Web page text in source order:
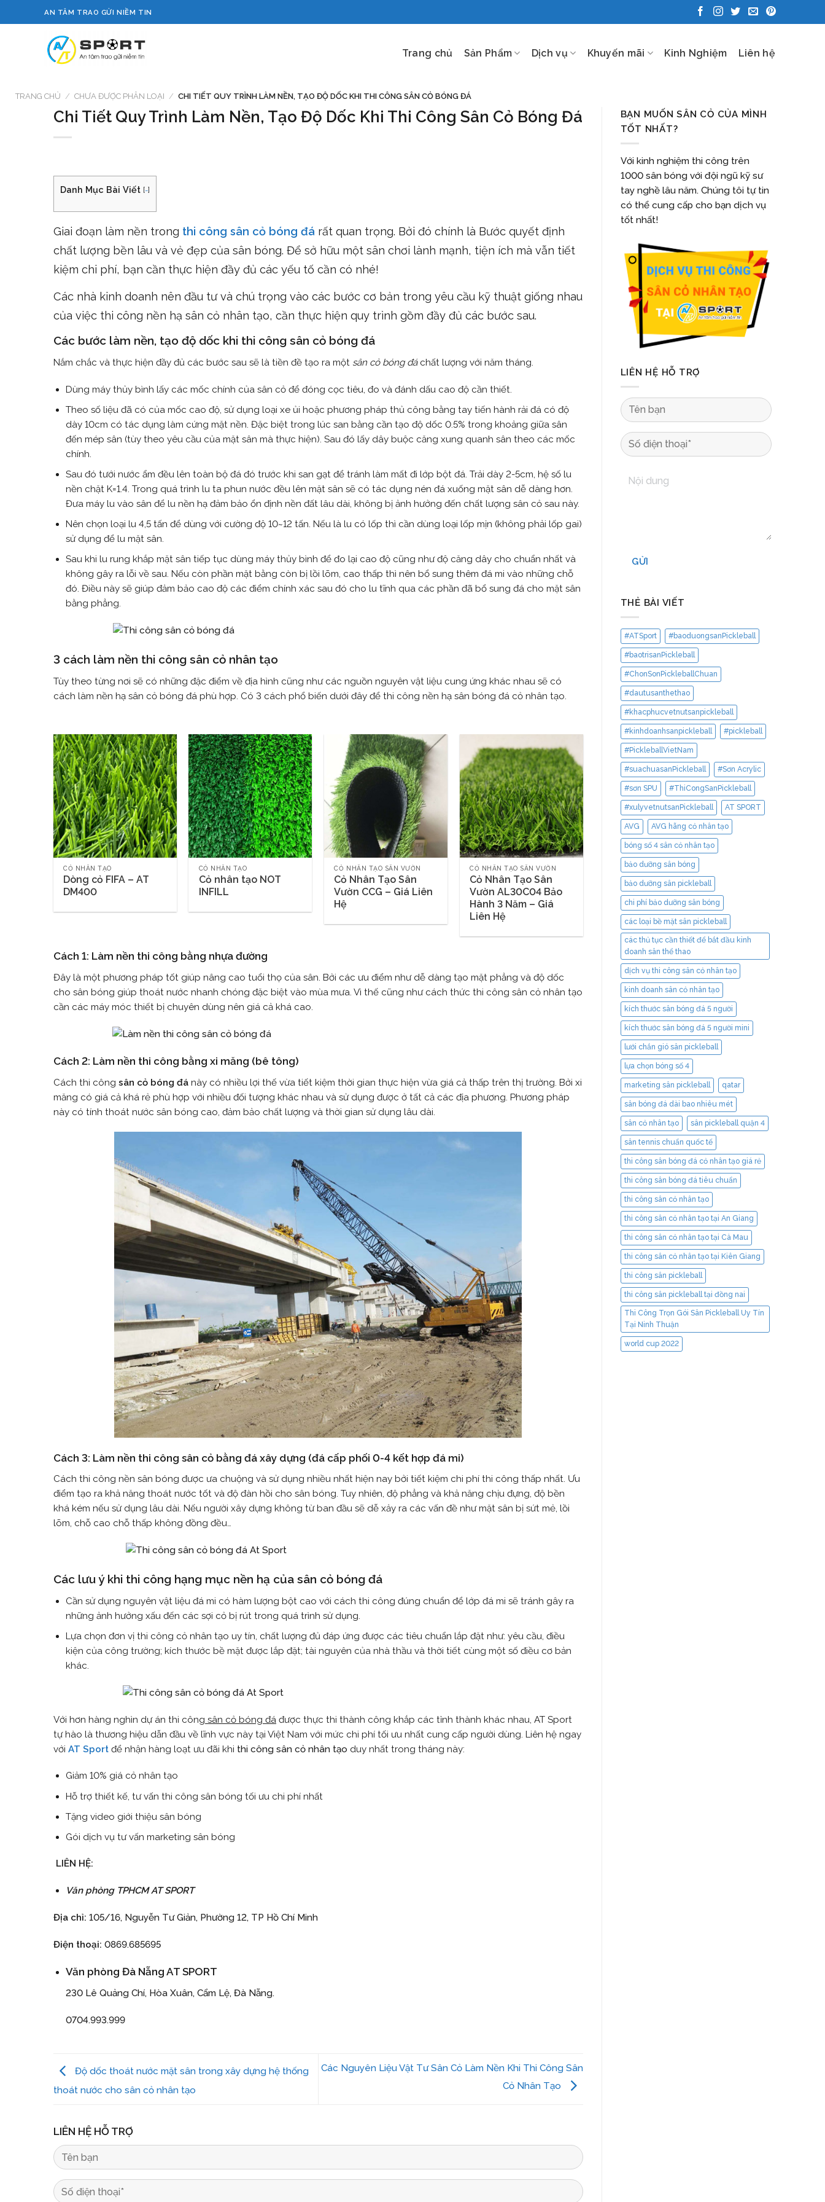
to
AN TÂM TRAO GỬI NIỀM TIN
Trang chủ Sản Phẩm Dịch vụ Khuyến mãi Kinh Nghiệm Liên hệ
TRANG CHỦ / CHƯA ĐƯỢC PHÂN LOẠI / CHI TIẾT QUY TRÌNH LÀM NỀN, TẠO ĐỘ DỐC KHI THI CÔNG SÂN CỎ BÓNG ĐÁ
Chi Tiết Quy Trình Làm Nền, Tạo Độ Dốc Khi Thi Công Sân Cỏ Bóng Đá
Danh Mục Bài Viết [-]
Giai đoạn làm nền trong thi công sân cỏ bóng đá rất quan trọng. Bởi đó chính là Bước quyết định
chất lượng bền lâu và vẻ đẹp của sân bóng. Để sở hữu một sân chơi lành mạnh, tiện ích mà vẫn tiết
kiệm chi phí, bạn cần thực hiện đầy đủ các yếu tố cần có nhé!
Các nhà kinh doanh nên đầu tư và chú trọng vào các bước cơ bản trong yêu cầu kỹ thuật giống nhau
của việc thi công nền hạ sân cỏ nhân tạo, cần thực hiện quy trình gồm đầy đủ các bước sau.
Các bước làm nền, tạo độ dốc khi thi công sân cỏ bóng đá
Nắm chắc và thực hiện đầy đủ các bước sau sẽ là tiền đề tạo ra một sân cỏ bóng đáchất lượng với năm tháng.
Dùng máy thủy bình lấy các mốc chính của sân cỏ để đóng cọc tiêu, đo và đánh dấu cao độ cần thiết.
Theo số liệu đã có của mốc cao độ, sử dụng loại xe ủi hoặc phương pháp thủ công bằng tay tiến hành rải đá có độ
dày 10cm có tác dụng làm cứng mặt nền. Đặc biệt trong lúc san bằng cần tạo độ dốc 0.5% trong khoảng giữa sân
đến mép sân (tùy theo yêu cầu của mặt sân mà thực hiện). Sau đó lấy dây buộc căng xung quanh sân theo các mốc
chính.
Sau đó tưới nước ẩm đều lên toàn bộ đá đó trước khi san gạt để tránh làm mất đi lớp bột đá. Trải dày 2-5cm, hệ số lu
nền chặt K=1.4. Trong quá trình lu ta phun nước đều lên mặt sân sẽ có tác dụng nén đá xuống mặt sân dễ dàng hơn.
Đưa máy lu vào sân để lu nền hạ đảm bảo ổn định nền đất lâu dài, không bị ảnh hưởng đến chất lượng sân cỏ sau này.
Nên chọn loại lu 4,5 tấn để dùng với cường độ 10~12 tấn. Nếu là lu có lốp thì cần dùng loại lốp mịn (không phải lốp gai)
sử dụng để lu mặt sân.
Sau khi lu rung khắp mặt sân tiếp tục dùng máy thủy bình để đo lại cao độ cũng như độ căng dây cho chuẩn nhất và
không gây ra lỗi về sau. Nếu còn phần mặt bằng còn bị lồi lõm, cao thấp thì nên bổ sung thêm đá mi vào những chỗ
đó. Điều này sẽ giúp đảm bảo cao độ các điểm chính xác sau đó cho lu tĩnh qua các phần đã bổ sung đá cho mặt sân
bằng phẳng.
3 cách làm nền thi công sân cỏ nhân tạo
Tùy theo từng nơi sẽ có những đặc điểm về địa hình cũng như các nguồn nguyên vật liệu cung ứng khác nhau sẽ có
cách làm nền hạ sân cỏ bóng đá phù hợp. Có 3 cách phổ biến dưới đây để thi công nền hạ sân bóng đá cỏ nhân tạo.
CỎ NHÂN TẠO
Dòng cỏ FIFA – AT
DM400
CỎ NHÂN TẠO
Cỏ nhân tạo NOT
INFILL
CỎ NHÂN TẠO SÂN VƯỜN
Cỏ Nhân Tạo Sân
Vườn CCG – Giá Liên
Hệ
CỎ NHÂN TẠO SÂN VƯỜN
Cỏ Nhân Tạo Sân
Vườn AL30C04 Bảo
Hành 3 Năm – Giá
Liên Hệ
Cách 1: Làm nền thi công bằng nhựa đường
Đây là một phương pháp tốt giúp nâng cao tuổi thọ của sân. Bởi các ưu điểm như dễ dàng tạo mặt phẳng và độ dốc
cho sân bóng giúp thoát nước nhanh chóng đặc biệt vào mùa mưa. Vì thế cũng như cách thức thi công sân cỏ nhân tạo
cần các máy móc thiết bị chuyên dùng nên giá cả khá cao.
Cách 2: Làm nền thi công bằng xi măng (bê tông)
Cách thi công sân cỏ bóng đá này có nhiều lợi thế vừa tiết kiệm thời gian thực hiện vừa giá cả thấp trên thị trường. Bởi xi
măng có giá cả khá rẻ phù hợp với nhiều đối tượng khác nhau và sử dụng được ở tất cả các địa phương. Phương pháp
này có tính thoát nước sân bóng cao, đảm bảo chất lượng và thời gian sử dụng lâu dài.
Cách 3: Làm nền thi công sân cỏ bằng đá xây dựng (đá cấp phối 0-4 kết hợp đá mi)
Cách thi công nền sân bóng được ưa chuộng và sử dụng nhiều nhất hiện nay bởi tiết kiệm chi phí thi công thấp nhất. Ưu
điểm tạo ra khả năng thoát nước tốt và độ đàn hồi cho sân bóng. Tuy nhiên, độ phẳng và khả năng chịu đựng, độ bền
khá kém nếu sử dụng lâu dài. Nếu người xây dựng không từ ban đầu sẽ dễ xảy ra các vấn đề như mặt sân bị sứt mẻ, lồi
lõm, chỗ cao chỗ thấp không đồng đều…
Các lưu ý khi thi công hạng mục nền hạ của sân cỏ bóng đá
Cần sử dụng nguyên vật liệu đá mi có hàm lượng bột cao với cách thi công đúng chuẩn để lớp đá mi sẽ tránh gây ra
những ảnh hưởng xấu đến các sợi cỏ bị rút trong quá trình sử dụng.
Lựa chọn đơn vị thi công cỏ nhân tạo uy tín, chất lượng đủ đáp ứng được các tiêu chuẩn lắp đặt như: yêu cầu, điều
kiện của công trường; kích thước bề mặt được lắp đặt; tài nguyên của nhà thầu và thời tiết cùng một số điều cơ bản
khác.
Với hơn hàng nghìn dự án thi công sân cỏ bóng đá được thực thi thành công khắp các tỉnh thành khác nhau, AT Sport
tự hào là thương hiệu dẫn đầu về lĩnh vực này tại Việt Nam với mức chi phí tối ưu nhất cung cấp người dùng. Liên hệ ngay
với AT Sport để nhận hàng loạt ưu đãi khi thi công sân cỏ nhân tạo duy nhất trong tháng này:
Giảm 10% giá cỏ nhân tạo
Hỗ trợ thiết kế, tư vấn thi công sân bóng tối ưu chi phí nhất
Tặng video giới thiệu sân bóng
Gói dịch vụ tư vấn marketing sân bóng
LIÊN HỆ:
Văn phòng TPHCM AT SPORT
Địa chỉ: 105/16, Nguyễn Tư Giản, Phường 12, TP Hồ Chí Minh
Điện thoại: 0869.685695
Văn phòng Đà Nẵng AT SPORT
230 Lê Quảng Chí, Hòa Xuân, Cẩm Lệ, Đà Nẵng.
0704.993.999
Độ dốc thoát nước mặt sân trong xây dựng hệ thống
thoát nước cho sân cỏ nhân tạo
Các Nguyên Liệu Vật Tư Sân Cỏ Làm Nền Khi Thi Công Sân
Cỏ Nhân Tạo
LIÊN HỆ HỖ TRỢ
BẠN MUỐN SÂN CỎ CỦA MÌNH
TỐT NHẤT?
Với kinh nghiệm thi công trên
1000 sân bóng với đội ngũ kỹ sư
tay nghề lâu năm. Chúng tôi tự tin
có thể cung cấp cho bạn dịch vụ
tốt nhất!
LIÊN HỆ HỖ TRỢ
GỬI
THẺ BÀI VIẾT
#ATSport #baoduongsanPickleball
#baotrisanPickleball
#ChonSonPickleballChuan
#dautusanthethao
#khacphucvetnutsanpickleball
#kinhdoanhsanpickleball #pickleball
#PickleballVietNam
#suachuasanPickleball #Sơn Acrylic
#sơn SPU #ThiCongSanPickleball
#xulyvetnutsanPickleball AT SPORT
AVG AVG hãng cỏ nhân tạo
bóng số 4 sân cỏ nhân tạo
bảo dưỡng sân bóng
bảo dưỡng sân pickleball
chi phí bảo dưỡng sân bóng
các loại bề mặt sân pickleball
các thủ tục cần thiết để bắt đầu kinh
doanh sân thể thao
dịch vụ thi công sân cỏ nhân tạo
kinh doanh sân cỏ nhân tạo
kích thước sân bóng đá 5 người
kích thước sân bóng đá 5 người mini
lưới chắn gió sân pickleball
lựa chọn bóng số 4
marketing sân pickleball qatar
sân bóng đá dài bao nhiêu mét
sân cỏ nhân tạo sân pickleball quận 4
sân tennis chuẩn quốc tế
thi công sân bóng đá cỏ nhân tạo giá rẻ
thi công sân bóng đá tiêu chuẩn
thi công sân cỏ nhân tạo
thi công sân cỏ nhân tạo tại An Giang
thi công sân cỏ nhân tạo tại Cà Mau
thi công sân cỏ nhân tạo tại Kiên Giang
thi công sân pickleball
thi công sân pickleball tại đồng nai
Thi Công Trọn Gói Sân Pickleball Uy Tín
Tại Ninh Thuận
world cup 2022